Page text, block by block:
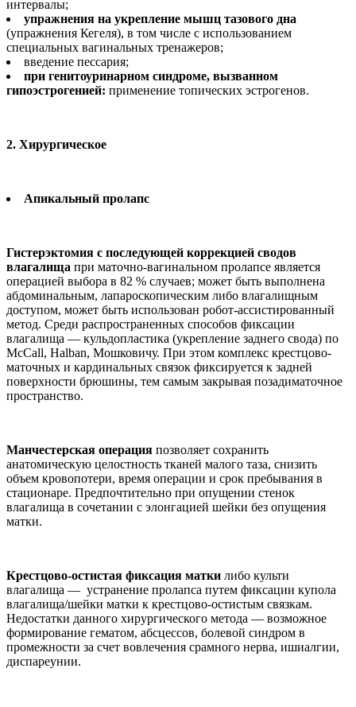
интервалы;
упражнения на укрепление мышц тазового дна
(упражнения Кегеля), в том числе с использованием
специальных вагинальных тренажеров;
введение пессария;
при генитоуринарном синдроме, вызванном
гипоэстрогенией: применение топических эстрогенов.
2. Хирургическое
Апикальный пролапс
Гистерэктомия с последующей коррекцией сводов
влагалища при маточно-вагинальном пролапсе является
операцией выбора в 82 % случаев; может быть выполнена
абдоминальным, лапароскопическим либо влагалищным
доступом, может быть использован робот-ассистированный
метод. Среди распространенных способов фиксации
влагалища — кульдопластика (укрепление заднего свода) по
McCall, Halban, Мошковичу. При этом комплекс крестцово-
маточных и кардинальных связок фиксируется к задней
поверхности брюшины, тем самым закрывая позадиматочное
пространство.
Манчестерская операция позволяет сохранить
анатомическую целостность тканей малого таза, снизить
объем кровопотери, время операции и срок пребывания в
стационаре. Предпочтительно при опущении стенок
влагалища в сочетании с элонгацией шейки без опущения
матки.
Крестцово-остистая фиксация матки либо культи
влагалища — устранение пролапса путем фиксации купола
влагалища/шейки матки к крестцово-остистым связкам.
Недостатки данного хирургического метода — возможное
формирование гематом, абсцессов, болевой синдром в
промежности за счет вовлечения срамного нерва, ишиалгии,
диспареунии.